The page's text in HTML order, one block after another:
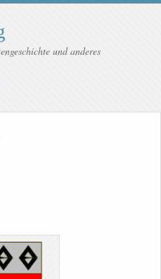
und anderes